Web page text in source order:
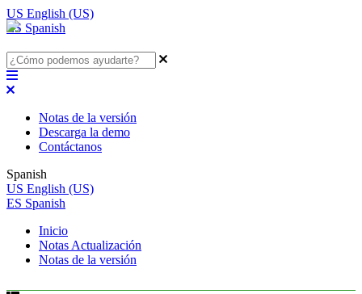
US English (US)
ES Spanish
Notas de la versión
Descarga la demo
Contáctanos
Spanish
US English (US)
ES Spanish
Inicio
Notas Actualización
Notas de la versión